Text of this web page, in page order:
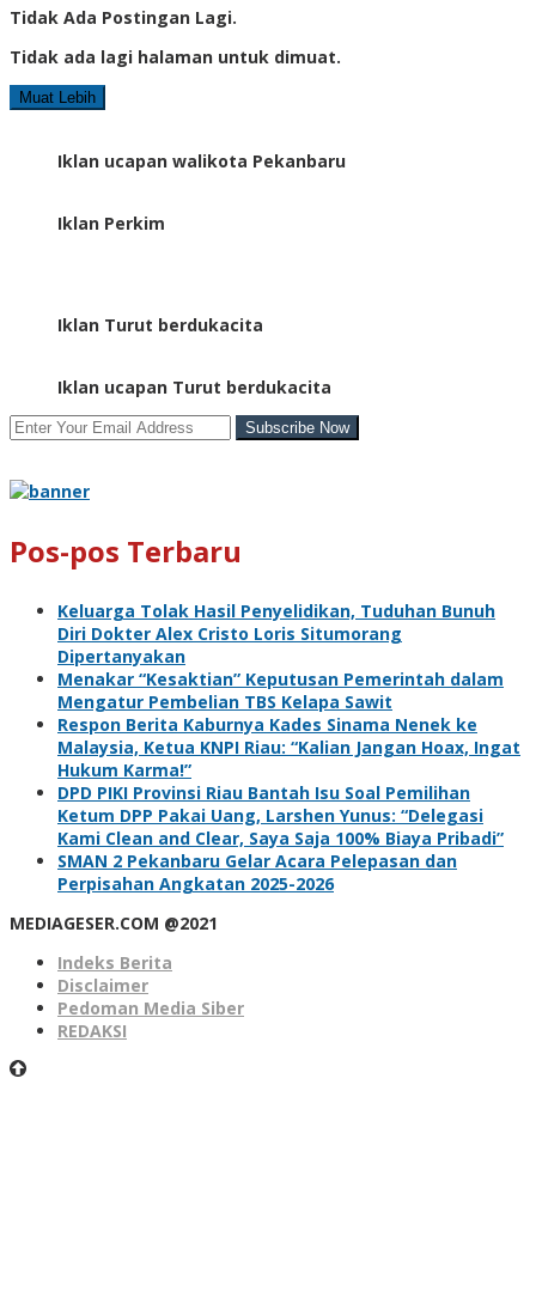
Tidak Ada Postingan Lagi.
Tidak ada lagi halaman untuk dimuat.
Muat Lebih
Iklan ucapan walikota Pekanbaru
Iklan Perkim
Iklan Turut berdukacita
Iklan ucapan Turut berdukacita
Pos-pos Terbaru
Keluarga Tolak Hasil Penyelidikan, Tuduhan Bunuh
Diri Dokter Alex Cristo Loris Situmorang
Dipertanyakan
Menakar “Kesaktian” Keputusan Pemerintah dalam
Mengatur Pembelian TBS Kelapa Sawit
Respon Berita Kaburnya Kades Sinama Nenek ke
Malaysia, Ketua KNPI Riau: “Kalian Jangan Hoax, Ingat
Hukum Karma!”
DPD PIKI Provinsi Riau Bantah Isu Soal Pemilihan
Ketum DPP Pakai Uang, Larshen Yunus: “Delegasi
Kami Clean and Clear, Saya Saja 100% Biaya Pribadi”
SMAN 2 Pekanbaru Gelar Acara Pelepasan dan
Perpisahan Angkatan 2025-2026
MEDIAGESER.COM @2021
Indeks Berita
Disclaimer
Pedoman Media Siber
REDAKSI